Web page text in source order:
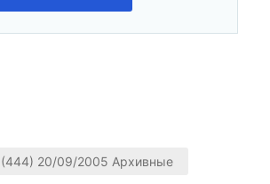
20/09/2005 Архивные